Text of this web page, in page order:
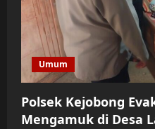
Umum
Polsek Kejobong
Mengamuk di Desa